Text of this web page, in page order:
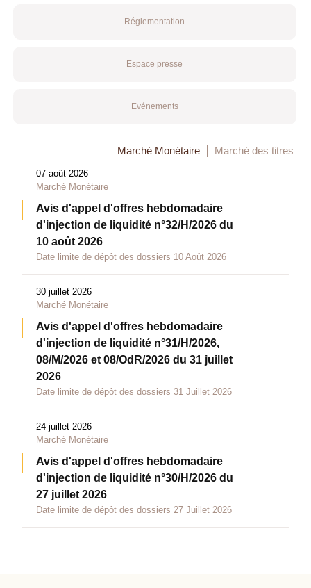
Réglementation
Espace presse
Evénements
Marché Monétaire Marché des titres
07 août 2026
Marché Monétaire
Avis d'appel d'offres hebdomadaire
d'injection de liquidité n°32/H/2026 du
10 août 2026
Date limite de dépôt des dossiers 10 Août 2026
30 juillet 2026
Marché Monétaire
Avis d'appel d'offres hebdomadaire
d'injection de liquidité n°31/H/2026,
08/M/2026 et 08/OdR/2026 du 31 juillet
2026
Date limite de dépôt des dossiers 31 Juillet 2026
24 juillet 2026
Marché Monétaire
Avis d'appel d'offres hebdomadaire
d'injection de liquidité n°30/H/2026 du
27 juillet 2026
Date limite de dépôt des dossiers 27 Juillet 2026